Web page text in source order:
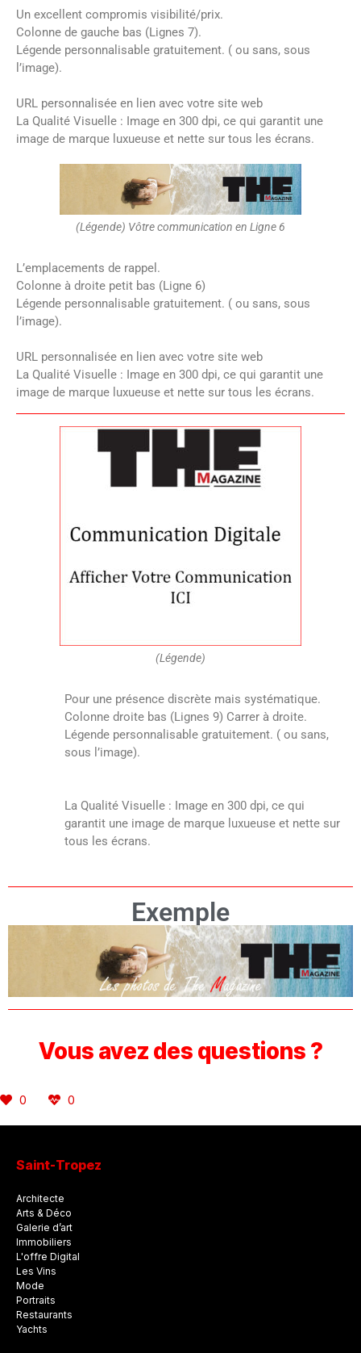
Un excellent compromis visibilité/prix.
Colonne de gauche bas (Lignes 7).
Légende personnalisable gratuitement. ( ou sans, sous
l’image).
URL personnalisée en lien avec votre site web
La Qualité Visuelle : Image en 300 dpi, ce qui garantit une
image de marque luxueuse et nette sur tous les écrans.
(Légende) Vôtre communication en Ligne 6
L’emplacements de rappel.
Colonne à droite petit bas (Ligne 6)
Légende personnalisable gratuitement. ( ou sans, sous
l’image).
URL personnalisée en lien avec votre site web
La Qualité Visuelle : Image en 300 dpi, ce qui garantit une
image de marque luxueuse et nette sur tous les écrans.
(Légende)
Pour une présence discrète mais systématique.
Colonne droite bas (Lignes 9) Carrer à droite.
Légende personnalisable gratuitement. ( ou sans,
sous l’image).
La Qualité Visuelle : Image en 300 dpi, ce qui
garantit une image de marque luxueuse et nette sur
tous les écrans.
Exemple
Vous avez des questions ?
0 0
Saint-Tropez
Architecte
Arts & Déco
Galerie d’art
Immobiliers
L'offre Digital
Les Vins
Mode
Portraits
Restaurants
Yachts